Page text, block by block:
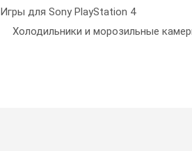
Игры для Sony PlayStation 4
Холодильники и морозильные